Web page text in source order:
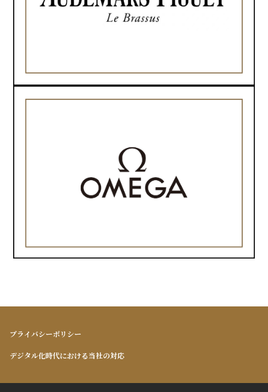
プライバシーポリシー
デジタル化時代における当社の対応